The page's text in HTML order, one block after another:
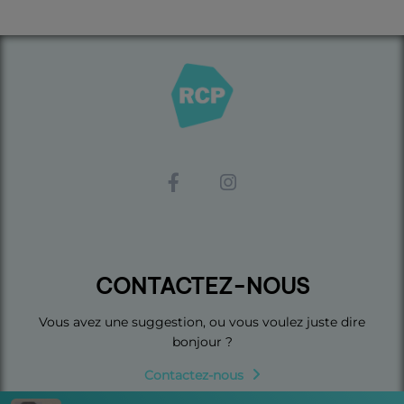
CONTACTEZ-NOUS
Vous avez une suggestion, ou vous voulez juste dire
bonjour ?
Contactez-nous